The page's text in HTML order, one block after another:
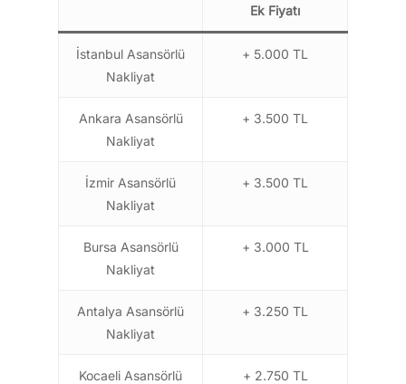
Ek Fiyatı
İstanbul Asansörlü
Nakliyat
+ 5.000 TL
Ankara Asansörlü
Nakliyat
+ 3.500 TL
İzmir Asansörlü
Nakliyat
+ 3.500 TL
Bursa Asansörlü
Nakliyat
+ 3.000 TL
Antalya Asansörlü
Nakliyat
+ 3.250 TL
Kocaeli Asansörlü
+ 2.750 TL